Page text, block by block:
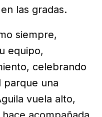
las gradas.
siempre,
equipo,
celebrando
parque una
vuela alto,